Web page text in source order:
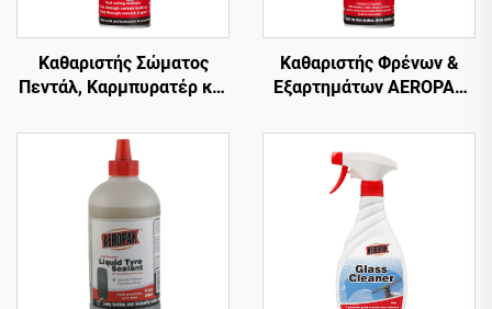
Καθαριστής Σώματος
Πεντάλ, Καρμπυρατέρ και
Αυτοκίνητο AEROPAK
Καθαριστής Φρένων &
Εξαρτημάτων AEROPAK
Καθαρισμός σε
Δευτερόλεπτα για Φρένα